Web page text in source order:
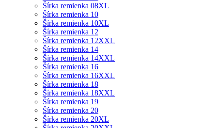
Šírka remienka 08XL
Šírka remienka 10
Šírka remienka 10XL
Šírka remienka 12
Šírka remienka 12XXL
Šírka remienka 14
Šírka remienka 14XXL
Šírka remienka 16
Šírka remienka 16XXL
Šírka remienka 18
Šírka remienka 18XXL
Šírka remienka 19
Šírka remienka 20
Šírka remienka 20XL